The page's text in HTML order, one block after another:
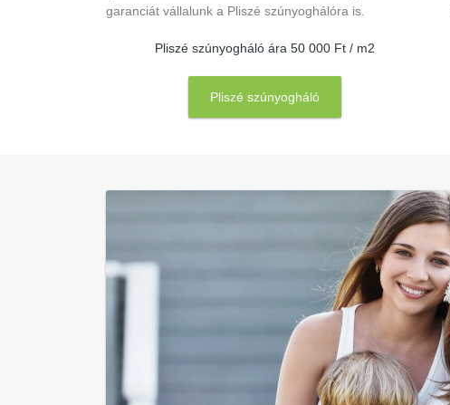
garanciát vállalunk a Pliszé szúnyoghálóra is.
Pliszé szúnyogháló ára 50 000 Ft / m2
Pliszé szúnyogháló